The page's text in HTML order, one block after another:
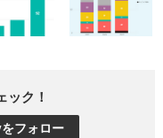
ク！
フォロー